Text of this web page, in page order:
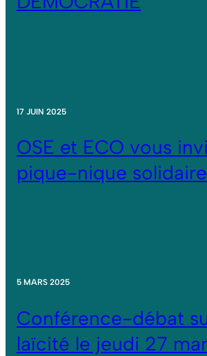
17 JUIN 2025
OSE et ECO vous
pique-nique solidaire
5 MARS 2025
Conférence-débat
laïcité le jeudi 27